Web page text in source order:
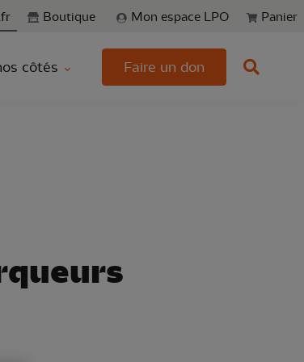
Boutique Mon espace LPO Panier
côtés Faire un don